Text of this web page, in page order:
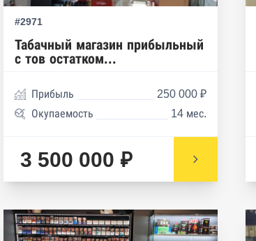
#2971
Табачный магазин прибыльный
с тов остатком...
Прибыль
250 000 ₽
Окупаемость
14 мес.
3 500 000 ₽